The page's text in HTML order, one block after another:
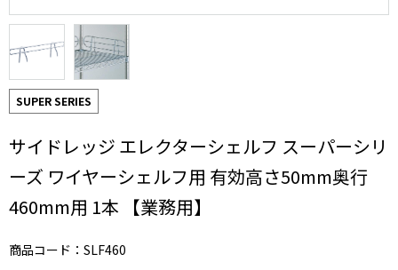
SUPER SERIES
サイドレッジ エレクターシェルフ スーパーシリ
ーズ ワイヤーシェルフ用 有効高さ50mm奥行
460mm用 1本 【業務用】
商品コード：SLF460